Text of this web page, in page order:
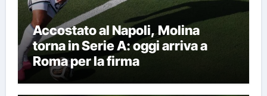
Accostato al Napoli, Molina
torna in Serie A: oggi arriva a
Roma per la firma